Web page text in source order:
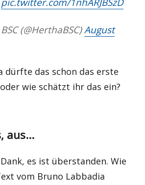
(@HerthaBSC)August
dürfte das schon das erste
wie schätzt ihr das ein?
aus...
es ist überstanden. Wie
vom Bruno Labbadia